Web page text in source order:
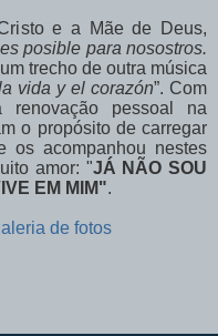
e a Mãe de Deus,
posible para nosostros.
um trecho de outra música
vida y el corazón”. Com
pessoal na
o propósito de carregar
os acompanhou nestes
amor: "JÁ NÃO SOU
EM MIM".
de fotos